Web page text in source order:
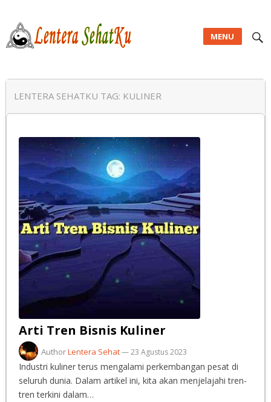
MENU
LENTERA SEHATKU TAG: KULINER
Arti Tren Bisnis Kuliner
AuthorLentera Sehat—23 Agustus 2023
Industri kuliner terus mengalami perkembangan pesat di
seluruh dunia. Dalam artikel ini, kita akan menjelajahi tren-
tren terkini dalam…